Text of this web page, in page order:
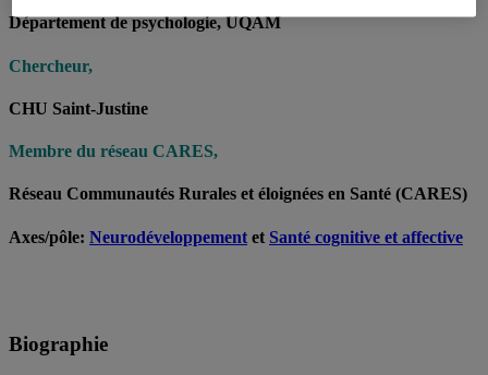
Département de psychologie, UQAM
Chercheur,
CHU Saint-Justine
Membre du réseau CARES,
Réseau Communautés Rurales et éloignées en Santé (CARES)
Axes/pôle: Neurodéveloppement et Santé cognitive et affective
Biographie